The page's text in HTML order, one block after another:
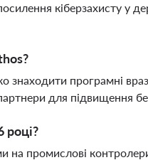
кіберзахисту у
знаходити програмні
для підвищення
році?
на промислові